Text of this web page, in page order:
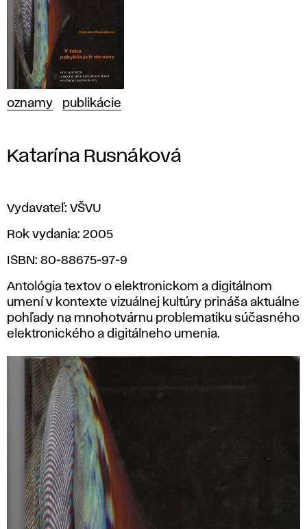
oznamy publikácie
Katarína Rusnáková
Vydavateľ: VŠVU
Rok vydania: 2005
ISBN: 80-88675-97-9
Antológia textov o elektronickom a digitálnom
umení v kontexte vizuálnej kultúry prináša aktuálne
pohľady na mnohotvárnu problematiku súčasného
elektronického a digitálneho umenia.